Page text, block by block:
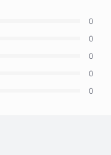
0
0
0
0
0